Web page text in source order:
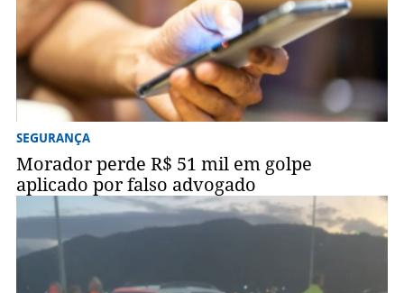
SEGURANÇA
Morador perde R$ 51 mil em golpe
aplicado por falso advogado